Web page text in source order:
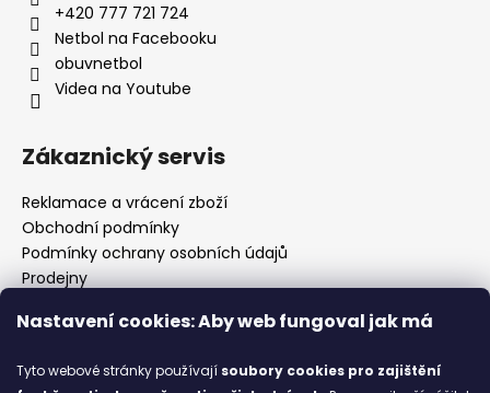
Nastavení cookies: Aby web fungoval jak má
Tyto webové stránky používají soubory cookies pro zajištění
+420 777 721 724
Netbol na Facebooku
obuvnetbol
Videa na Youtube
Zákaznický servis
Reklamace a vrácení zboží
Obchodní podmínky
Podmínky ochrany osobních údajů
Prodejny
Značky